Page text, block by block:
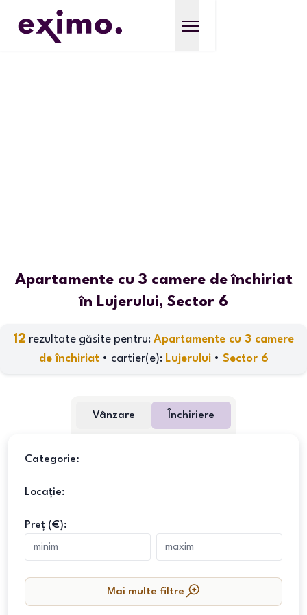
Apartamente cu 3 camere de închiriat
în Lujerului, Sector 6
12 rezultate găsite pentru: Apartamente cu 3 camere
de închiriat • cartier(e): Lujerului • Sector 6
Vânzare Închiriere
Categorie:
Locație:
Preț (€):
Mai multe filtre